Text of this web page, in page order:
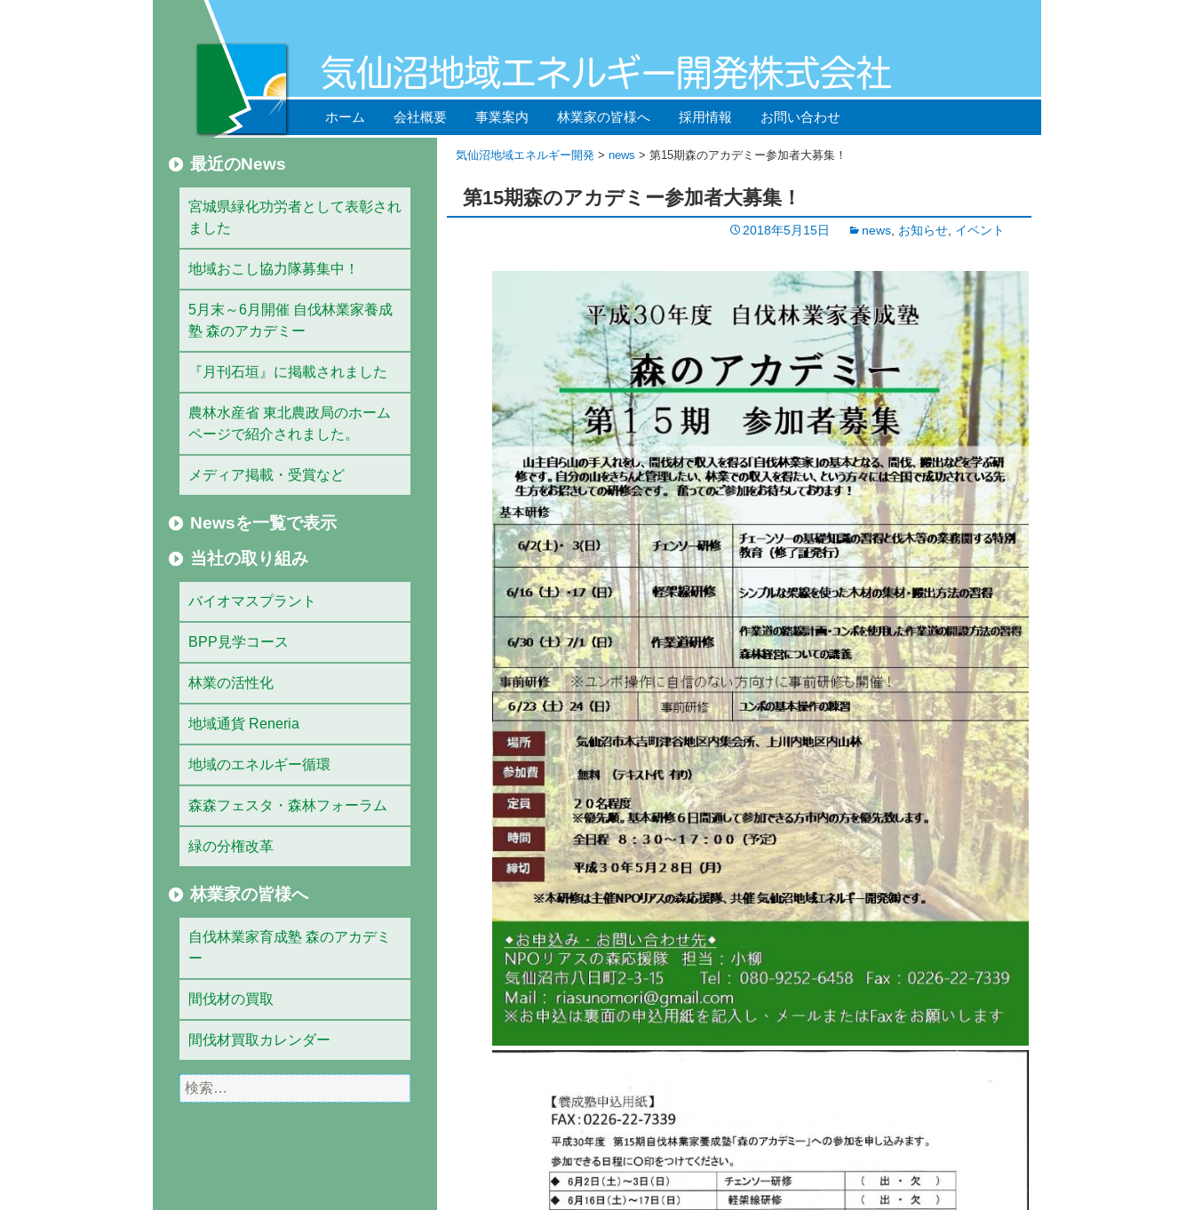
ホーム 会社概要 事業案内 林業家の皆様へ 採用情報 お問い合わせ
気仙沼地域エネルギー開発 > news > 第15期森のアカデミー参加者大募集！
第15期森のアカデミー参加者大募集！
2018年5月15日 news お知らせ イベント
最近のNews
宮城県緑化功労者として表彰され
ました
地域おこし協力隊募集中！
5月末～6月開催 自伐林業家養成
塾 森のアカデミー
『月刊石垣』に掲載されました
農林水産省 東北農政局のホーム
ページで紹介されました。
メディア掲載・受賞など
Newsを一覧で表示
当社の取り組み
バイオマスプラント
BPP見学コース
林業の活性化
地域通貨 Reneria
地域のエネルギー循環
森森フェスタ・森林フォーラム
緑の分権改革
林業家の皆様へ
自伐林業家育成塾 森のアカデミ
ー
間伐材の買取
間伐材買取カレンダー